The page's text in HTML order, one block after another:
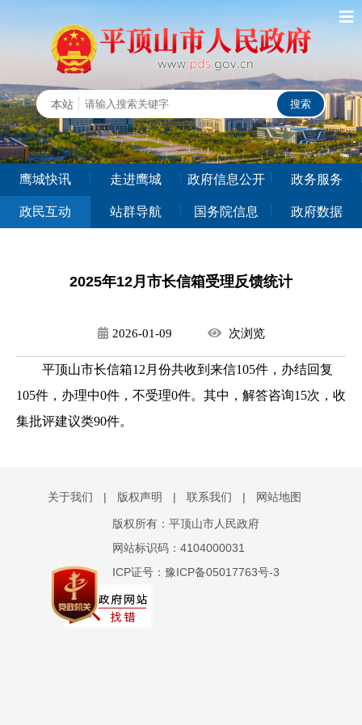
鹰城快讯 走进鹰城 政府信息公开 政务服务
政民互动 站群导航 国务院信息 政府数据
2025年12月市长信箱受理反馈统计
2026-01-09 次浏览
平顶山市长信箱12月份共收到来信105件 ，办结回复
105件 ，办理中0件， 不受理0件。其中，解答咨询15次，收
集批评建议类90件。
关于我们 | 版权声明 | 联系我们 | 网站地图
版权所有：平顶山市人民政府
网站标识码：4104000031
ICP证号：豫ICP备05017763号-3